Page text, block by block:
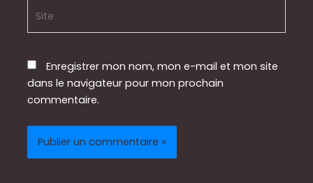
Enregistrer mon nom, mon e-mail et mon site
dans le navigateur pour mon prochain
commentaire.